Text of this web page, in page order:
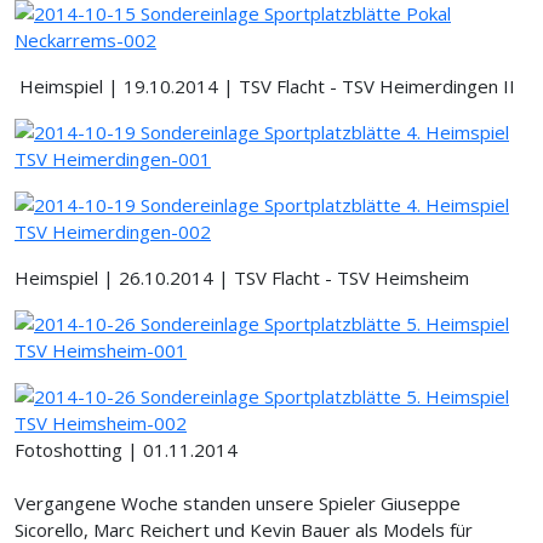
Heimspiel | 19.10.2014 | TSV Flacht - TSV Heimerdingen II
Heimspiel | 26.10.2014 | TSV Flacht - TSV Heimsheim
Fotoshotting | 01.11.2014
Vergangene Woche standen unsere Spieler Giuseppe
Sicorello, Marc Reichert und Kevin Bauer als Models für